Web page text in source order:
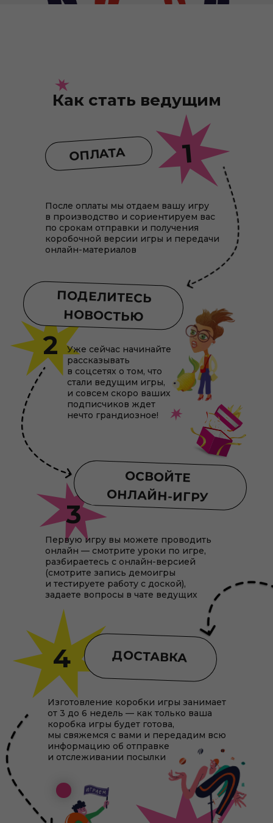
ОПЛАТА
ПОДЕЛИТЕСЬ
НОВОСТЬЮ
ОСВОЙТЕ
ОНЛАЙН-ИГРУ
Как стать ведущим
После оплаты мы отдаем вашу игру
в производство и сориентируем вас
по срокам отправки и получения
коробочной версии игры и передачи
онлайн-материалов
ДОСТАВКА
Уже сейчас начинайте
рассказывать
в соцсетях о том, что
стали ведущим игры,
и совсем скоро ваших
подписчиков ждет
нечто грандиозное!
Первую игру вы можете проводить
онлайн — смотрите уроки по игре,
разбираетесь с онлайн-версией
(смотрите запись демоигры
и тестируете работу с доской),
задаете вопросы в чате ведущих
3
Изготовление коробки игры занимает
от 3 до 6 недель — как только ваша
коробка игры будет готова,
мы свяжемся с вами и передадим всю
информацию об отправке
и отслеживании посылки
4
2
1